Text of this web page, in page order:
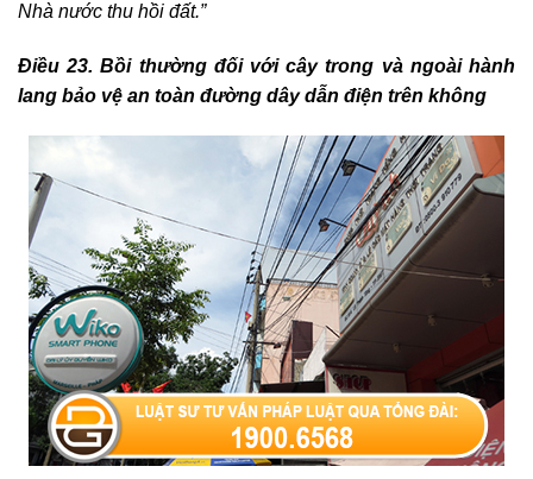
Nhà nước thu hồi đất.”
Điều 23. Bồi thường đối với cây trong và ngoài hành
lang bảo vệ an toàn đường dây dẫn điện trên không